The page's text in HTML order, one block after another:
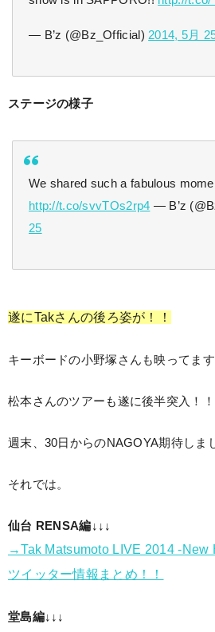
— B’z (@Bz_Official) 2014, 5月
ステージの様子
We shared such a fabulous
http://t.co/svvTOs2rp4 — B’z
25
遂にTakさんの後ろ姿が！！
キーボードの小野塚さんも映ってます
松本さんのツアーも遂に後半突入！！
週末、30日からのNAGOYA期待しま
それでは。
仙台 RENSA編↓↓↓
→Tak Matsumoto LIVE 2014 -New
ツイッター情報まとめ！！
堂島編↓↓↓